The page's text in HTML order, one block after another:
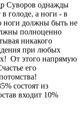
Суворов однажды
голоде, а ноги - в
ноги должны быть не
полноценно
никакого
при любых
От этого напрямую
его
состоят из
входит 10%